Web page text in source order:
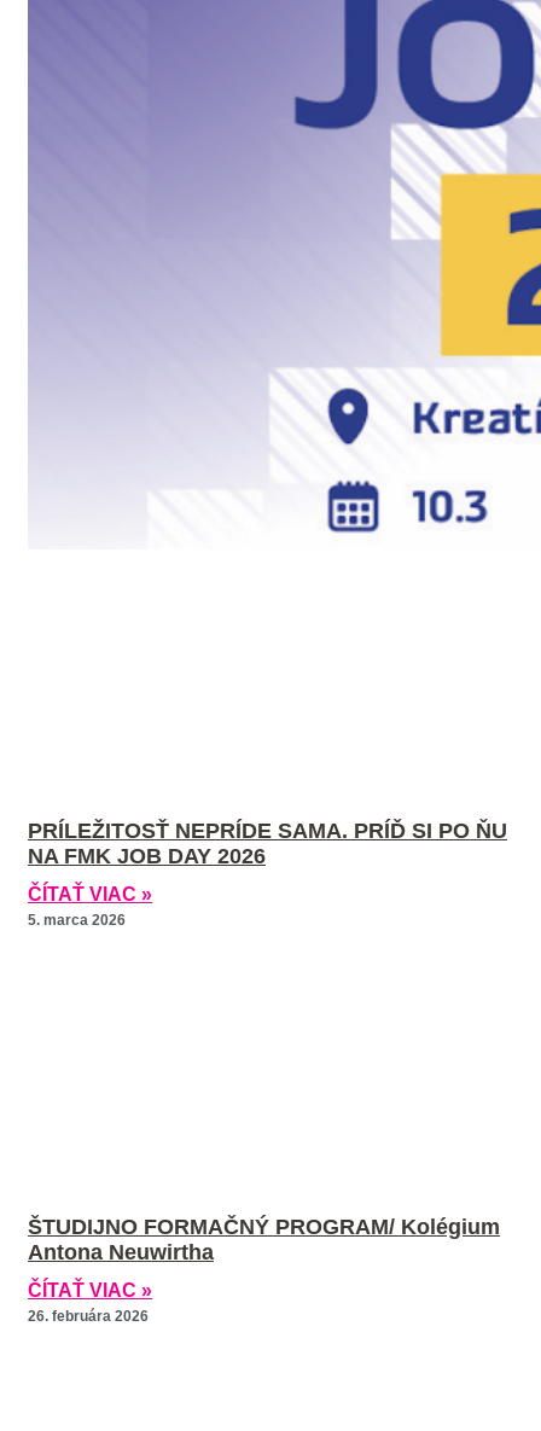
PRÍLEŽITOSŤ NEPRÍDE SAMA. PRÍĎ SI PO ŇU
NA FMK JOB DAY 2026
ČÍTAŤ VIAC »
5. marca 2026
ŠTUDIJNO FORMAČNÝ PROGRAM/ Kolégium
Antona Neuwirtha
ČÍTAŤ VIAC »
26. februára 2026